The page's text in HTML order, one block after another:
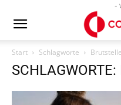
-
Start Schlagworte Brutstelle